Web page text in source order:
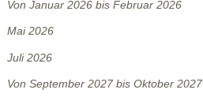
Von Januar 2026 bis Februar 2026
Mai 2026
Juli 2026
Von September 2027 bis Oktober 2027